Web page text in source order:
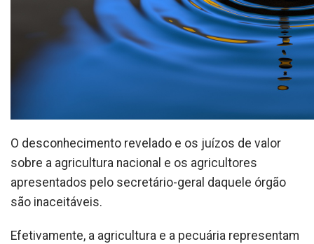
O desconhecimento revelado e os juízos de valor
sobre a agricultura nacional e os agricultores
apresentados pelo secretário-geral daquele órgão
são inaceitáveis.
Efetivamente, a agricultura e a pecuária representam